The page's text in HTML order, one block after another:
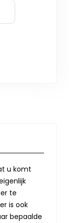
u komt
te
is ook
bepaalde